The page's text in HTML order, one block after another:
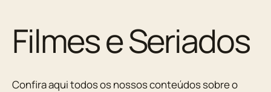
Filmes e Seriados
Confira aqui todos os nossos conteúdos sobre o